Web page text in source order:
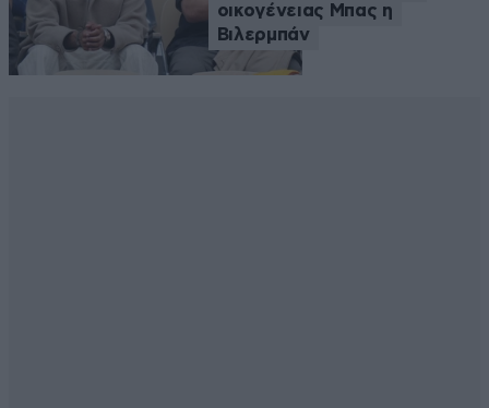
οικογένειας Μπας η
Βιλερμπάν